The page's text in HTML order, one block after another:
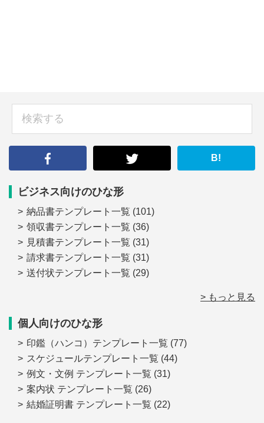
B!
ビジネス向けのひな形
納品書テンプレート一覧 (101)
領収書テンプレート一覧 (36)
見積書テンプレート一覧 (31)
請求書テンプレート一覧 (31)
送付状テンプレート一覧 (29)
> もっと見る
個人向けのひな形
印鑑（ハンコ）テンプレート一覧 (77)
スケジュールテンプレート一覧 (44)
例文・文例 テンプレート一覧 (31)
案内状 テンプレート一覧 (26)
結婚証明書 テンプレート一覧 (22)